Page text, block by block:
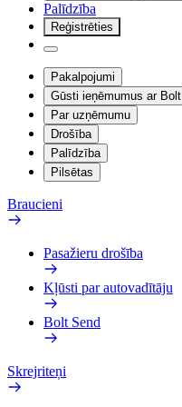
Palīdzība
Reģistrēties
Pakalpojumi
Gūsti ieņēmumus ar Bolt
Par uzņēmumu
Drošība
Palīdzība
Pilsētas
Braucieni
Pasažieru drošība
Kļūsti par autovadītāju
Bolt Send
Skrejriteņi